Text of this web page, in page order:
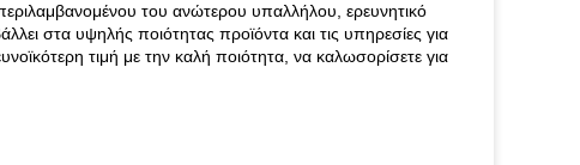
του ανώτερου υπαλλήλου, ερευνητικό
στα υψηλής ποιότητας προϊόντα και τις υπηρεσίες για
τιμή με την καλή ποιότητα, να καλωσορίσετε για